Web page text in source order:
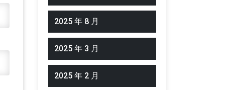
2025 年 8 月
2025 年 3 月
2025 年 2 月